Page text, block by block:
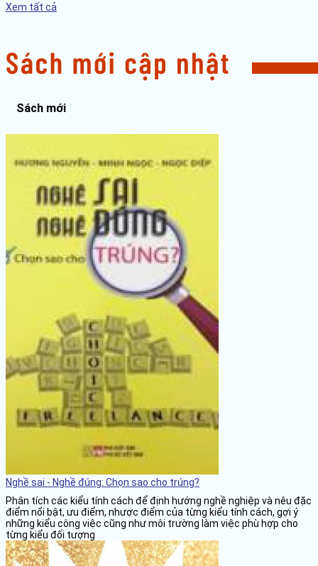
Xem tất cả
Sách mới
Nghề sai - Nghề đúng: Chọn sao cho trúng?
Phân tích các kiểu tính cách để định hướng nghề nghiệp và nêu đặc
điểm nổi bật, ưu điểm, nhược điểm của từng kiểu tính cách, gợi ý
những kiểu công việc cũng như môi trường làm việc phù hợp cho
từng kiểu đối tượng